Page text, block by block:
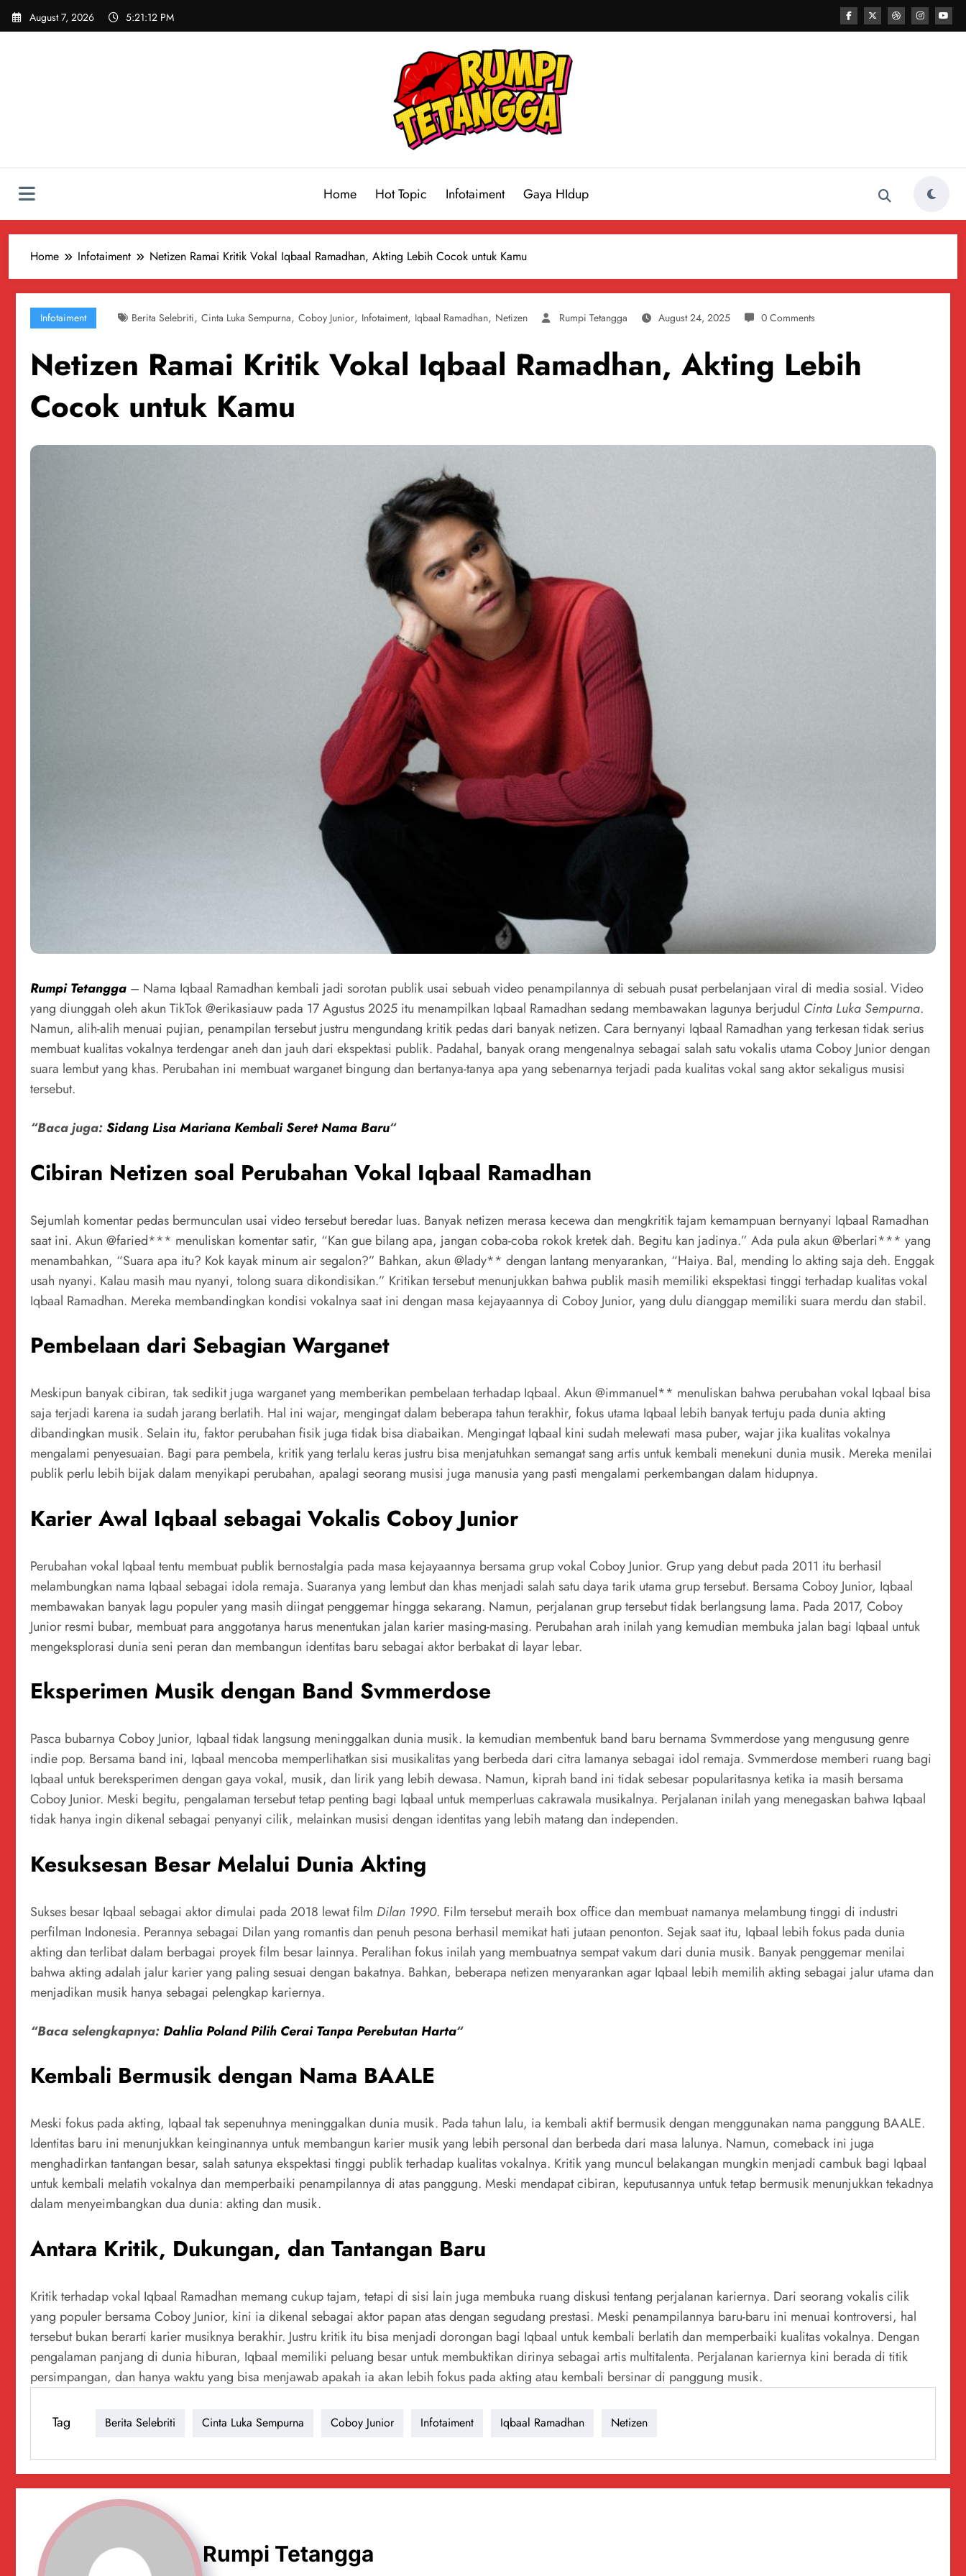
Skip
August 7, 2026 5:21:13 PM
Home Hot Topic Infotaiment Gaya HIdup
Home Infotaiment Netizen Ramai Kritik Vokal Iqbaal Ramadhan, Akting Lebih Cocok untuk Kamu
Infotaiment Berita Selebriti, Cinta Luka Sempurna, Coboy Junior, Infotaiment, Iqbaal Ramadhan, Netizen Rumpi Tetangga August 24, 2025 0 Comments
Netizen Ramai Kritik Vokal Iqbaal Ramadhan, Akting Lebih
Cocok untuk Kamu
Rumpi Tetangga – Nama Iqbaal Ramadhan kembali jadi sorotan publik usai sebuah video penampilannya di sebuah pusat perbelanjaan viral di media sosial. Video
yang diunggah oleh akun TikTok @erikasiauw pada 17 Agustus 2025 itu menampilkan Iqbaal Ramadhan sedang membawakan lagunya berjudul Cinta Luka Sempurna.
Namun, alih-alih menuai pujian, penampilan tersebut justru mengundang kritik pedas dari banyak netizen. Cara bernyanyi Iqbaal Ramadhan yang terkesan tidak serius
membuat kualitas vokalnya terdengar aneh dan jauh dari ekspektasi publik. Padahal, banyak orang mengenalnya sebagai salah satu vokalis utama Coboy Junior dengan
suara lembut yang khas. Perubahan ini membuat warganet bingung dan bertanya-tanya apa yang sebenarnya terjadi pada kualitas vokal sang aktor sekaligus musisi
tersebut.
“Baca juga:Sidang Lisa Mariana Kembali Seret Nama Baru“
Cibiran Netizen soal Perubahan Vokal Iqbaal Ramadhan
Sejumlah komentar pedas bermunculan usai video tersebut beredar luas. Banyak netizen merasa kecewa dan mengkritik tajam kemampuan bernyanyi Iqbaal Ramadhan
saat ini. Akun @faried*** menuliskan komentar satir, “Kan gue bilang apa, jangan coba-coba rokok kretek dah. Begitu kan jadinya.” Ada pula akun @berlari*** yang
menambahkan, “Suara apa itu? Kok kayak minum air segalon?” Bahkan, akun @lady** dengan lantang menyarankan, “Haiya. Bal, mending lo akting saja deh. Enggak
usah nyanyi. Kalau masih mau nyanyi, tolong suara dikondisikan.” Kritikan tersebut menunjukkan bahwa publik masih memiliki ekspektasi tinggi terhadap kualitas vokal
Iqbaal Ramadhan. Mereka membandingkan kondisi vokalnya saat ini dengan masa kejayaannya di Coboy Junior, yang dulu dianggap memiliki suara merdu dan stabil.
Pembelaan dari Sebagian Warganet
Meskipun banyak cibiran, tak sedikit juga warganet yang memberikan pembelaan terhadap Iqbaal. Akun @immanuel** menuliskan bahwa perubahan vokal Iqbaal bisa
saja terjadi karena ia sudah jarang berlatih. Hal ini wajar, mengingat dalam beberapa tahun terakhir, fokus utama Iqbaal lebih banyak tertuju pada dunia akting
dibandingkan musik. Selain itu, faktor perubahan fisik juga tidak bisa diabaikan. Mengingat Iqbaal kini sudah melewati masa puber, wajar jika kualitas vokalnya
mengalami penyesuaian. Bagi para pembela, kritik yang terlalu keras justru bisa menjatuhkan semangat sang artis untuk kembali menekuni dunia musik. Mereka menilai
publik perlu lebih bijak dalam menyikapi perubahan, apalagi seorang musisi juga manusia yang pasti mengalami perkembangan dalam hidupnya.
Karier Awal Iqbaal sebagai Vokalis Coboy Junior
Perubahan vokal Iqbaal tentu membuat publik bernostalgia pada masa kejayaannya bersama grup vokal Coboy Junior. Grup yang debut pada 2011 itu berhasil
melambungkan nama Iqbaal sebagai idola remaja. Suaranya yang lembut dan khas menjadi salah satu daya tarik utama grup tersebut. Bersama Coboy Junior, Iqbaal
membawakan banyak lagu populer yang masih diingat penggemar hingga sekarang. Namun, perjalanan grup tersebut tidak berlangsung lama. Pada 2017, Coboy
Junior resmi bubar, membuat para anggotanya harus menentukan jalan karier masing-masing. Perubahan arah inilah yang kemudian membuka jalan bagi Iqbaal untuk
mengeksplorasi dunia seni peran dan membangun identitas baru sebagai aktor berbakat di layar lebar.
Eksperimen Musik dengan Band Svmmerdose
Pasca bubarnya Coboy Junior, Iqbaal tidak langsung meninggalkan dunia musik. Ia kemudian membentuk band baru bernama Svmmerdose yang mengusung genre
indie pop. Bersama band ini, Iqbaal mencoba memperlihatkan sisi musikalitas yang berbeda dari citra lamanya sebagai idol remaja. Svmmerdose memberi ruang bagi
Iqbaal untuk bereksperimen dengan gaya vokal, musik, dan lirik yang lebih dewasa. Namun, kiprah band ini tidak sebesar popularitasnya ketika ia masih bersama
Coboy Junior. Meski begitu, pengalaman tersebut tetap penting bagi Iqbaal untuk memperluas cakrawala musikalnya. Perjalanan inilah yang menegaskan bahwa Iqbaal
tidak hanya ingin dikenal sebagai penyanyi cilik, melainkan musisi dengan identitas yang lebih matang dan independen.
Kesuksesan Besar Melalui Dunia Akting
Sukses besar Iqbaal sebagai aktor dimulai pada 2018 lewat film Dilan 1990. Film tersebut meraih box office dan membuat namanya melambung tinggi di industri
perfilman Indonesia. Perannya sebagai Dilan yang romantis dan penuh pesona berhasil memikat hati jutaan penonton. Sejak saat itu, Iqbaal lebih fokus pada dunia
akting dan terlibat dalam berbagai proyek film besar lainnya. Peralihan fokus inilah yang membuatnya sempat vakum dari dunia musik. Banyak penggemar menilai
bahwa akting adalah jalur karier yang paling sesuai dengan bakatnya. Bahkan, beberapa netizen menyarankan agar Iqbaal lebih memilih akting sebagai jalur utama dan
menjadikan musik hanya sebagai pelengkap kariernya.
“Baca selengkapnya:Dahlia Poland Pilih Cerai Tanpa Perebutan Harta“
Kembali Bermusik dengan Nama BAALE
Meski fokus pada akting, Iqbaal tak sepenuhnya meninggalkan dunia musik. Pada tahun lalu, ia kembali aktif bermusik dengan menggunakan nama panggung BAALE.
Identitas baru ini menunjukkan keinginannya untuk membangun karier musik yang lebih personal dan berbeda dari masa lalunya. Namun, comeback ini juga
menghadirkan tantangan besar, salah satunya ekspektasi tinggi publik terhadap kualitas vokalnya. Kritik yang muncul belakangan mungkin menjadi cambuk bagi Iqbaal
untuk kembali melatih vokalnya dan memperbaiki penampilannya di atas panggung. Meski mendapat cibiran, keputusannya untuk tetap bermusik menunjukkan tekadnya
dalam menyeimbangkan dua dunia: akting dan musik.
Antara Kritik, Dukungan, dan Tantangan Baru
Kritik terhadap vokal Iqbaal Ramadhan memang cukup tajam, tetapi di sisi lain juga membuka ruang diskusi tentang perjalanan kariernya. Dari seorang vokalis cilik
yang populer bersama Coboy Junior, kini ia dikenal sebagai aktor papan atas dengan segudang prestasi. Meski penampilannya baru-baru ini menuai kontroversi, hal
tersebut bukan berarti karier musiknya berakhir. Justru kritik itu bisa menjadi dorongan bagi Iqbaal untuk kembali berlatih dan memperbaiki kualitas vokalnya. Dengan
pengalaman panjang di dunia hiburan, Iqbaal memiliki peluang besar untuk membuktikan dirinya sebagai artis multitalenta. Perjalanan kariernya kini berada di titik
persimpangan, dan hanya waktu yang bisa menjawab apakah ia akan lebih fokus pada akting atau kembali bersinar di panggung musik.
Tag Berita Selebriti Cinta Luka Sempurna Coboy Junior Infotaiment Iqbaal Ramadhan Netizen
Rumpi Tetangga